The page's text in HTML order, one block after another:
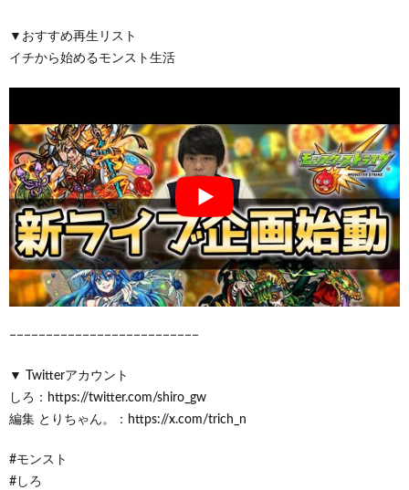
▼おすすめ再生リスト
イチから始めるモンスト生活
−−−−−−−−−−−−−−−−−−−−−−−−−−
▼ Twitterアカウント
しろ：https://twitter.com/shiro_gw
編集 とりちゃん。：https://x.com/trich_n
#モンスト
#しろ